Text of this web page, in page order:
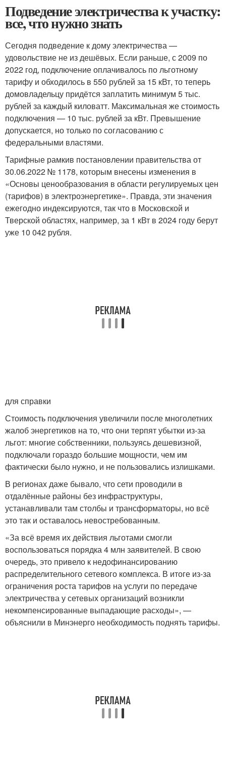
Подведение электричества к участку:
все, что нужно знать
Сегодня подведение к дому электричества —
удовольствие не из дешёвых. Если раньше, с 2009 по
2022 год, подключение оплачивалось по льготному
тарифу и обходилось в 550 рублей за 15 кВт, то теперь
домовладельцу придётся заплатить минимум 5 тыс.
рублей за каждый киловатт. Максимальная же стоимость
подключения — 10 тыс. рублей за кВт. Превышение
допускается, но только по согласованию с
федеральными властями.
Тарифные рамкив постановлении правительства от
30.06.2022 № 1178, которым внесены изменения в
«Основы ценообразования в области регулируемых цен
(тарифов) в электроэнергетике». Правда, эти значения
ежегодно индексируются, так что в Московской и
Тверской областях, например, за 1 кВт в 2024 году берут
уже 10 042 рубля.
для справки
Стоимость подключения увеличили после многолетних
жалоб энергетиков на то, что они терпят убытки из-за
льгот: многие собственники, пользуясь дешевизной,
подключали гораздо большие мощности, чем им
фактически было нужно, и не пользовались излишками.
В регионах даже бывало, что сети проводили в
отдалённые районы без инфраструктуры,
устанавливали там столбы и трансформаторы, но всё
это так и оставалось невостребованным.
«За всё время их действия льготами смогли
воспользоваться порядка 4 млн заявителей. В свою
очередь, это привело к недофинансированию
распределительного сетевого комплекса. В итоге из-за
ограничения роста тарифов на услуги по передаче
электричества у сетевых организаций возникли
некомпенсированные выпадающие расходы», —
объяснили в Минэнерго необходимость поднять тарифы.